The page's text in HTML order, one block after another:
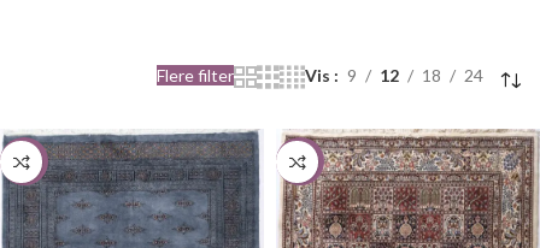
Flere filter Vis 9 12 18 24
-44% -41%